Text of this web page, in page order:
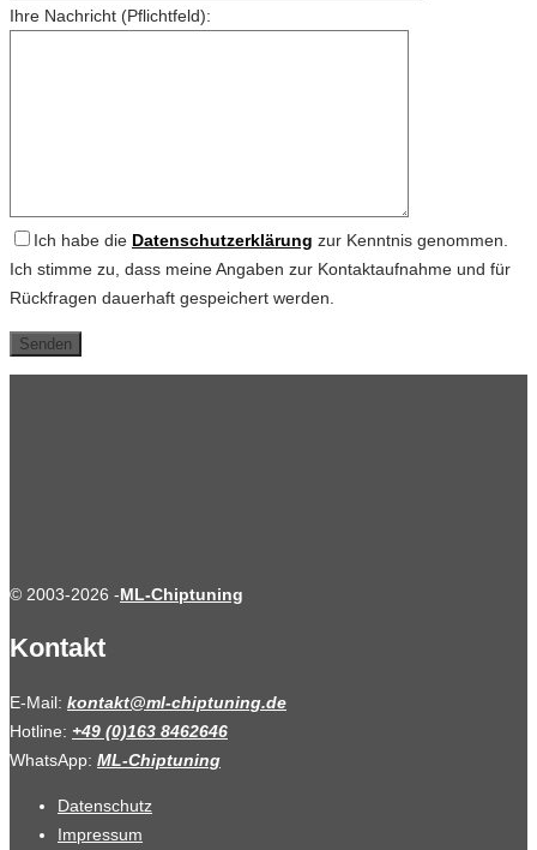
Ihre Nachricht (Pflichtfeld):
Ich habe die Datenschutzerklärung zur Kenntnis genommen.
Ich stimme zu, dass meine Angaben zur Kontaktaufnahme und für
Rückfragen dauerhaft gespeichert werden.
© 2003-2026 -ML-Chiptuning
Kontakt
E-Mail: kontakt@ml-chiptuning.de
Hotline: +49 (0)163 8462646
WhatsApp: ML-Chiptuning
Datenschutz
Impressum